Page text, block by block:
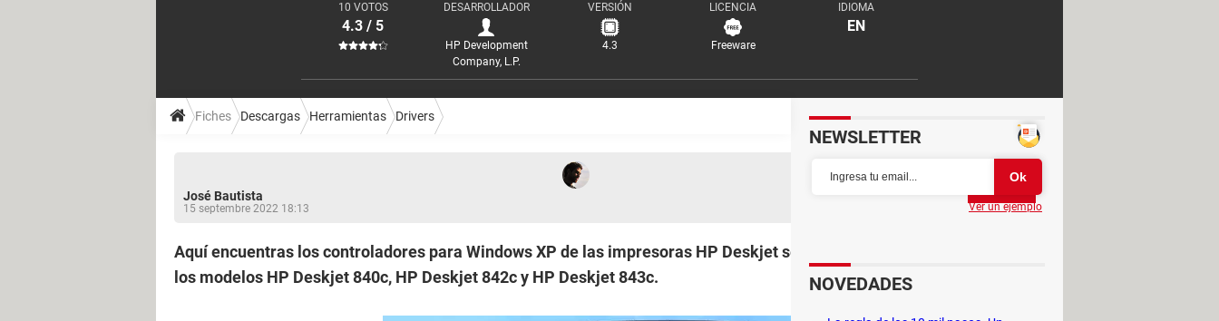
10 VOTOS
4.3 / 5
DESARROLLADOR
HP Development
Company, L.P.
VERSIÓN
4.3
LICENCIA
Freeware
IDIOMA
EN
Fiches Descargas Herramientas Drivers
José Bautista
15 septembre 2022 18:13
Partager
Aquí encuentras los controladores para Windows XP de las impresoras HP Deskjet serie 840c. También funciona con
los modelos HP Deskjet 840c, HP Deskjet 842c y HP Deskjet 843c.
NEWSLETTER
Ver un ejemplo
NOVEDADES